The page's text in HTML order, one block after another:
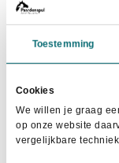
Toestemming
Cookies
We willen je graag
op onze website
vergelijkbare